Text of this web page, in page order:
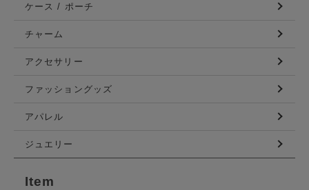
ケース / ポーチ
チャーム
アクセサリー
ファッショングッズ
アパレル
ジュエリー
Item